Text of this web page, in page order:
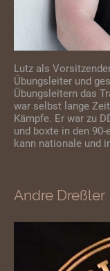
Lutz als
Übungsleiter und
Übungsleitern das
war selbst lange
Kämpfe. Er war zu
und boxte in den
kann nationale und
Andre Dreßler